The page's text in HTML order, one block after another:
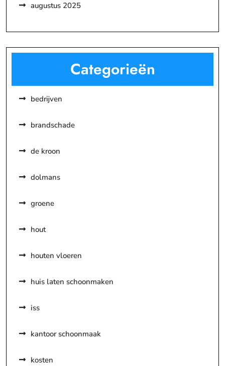
augustus 2025
Categorieën
bedrijven
brandschade
de kroon
dolmans
groene
hout
houten vloeren
huis laten schoonmaken
iss
kantoor schoonmaak
kosten